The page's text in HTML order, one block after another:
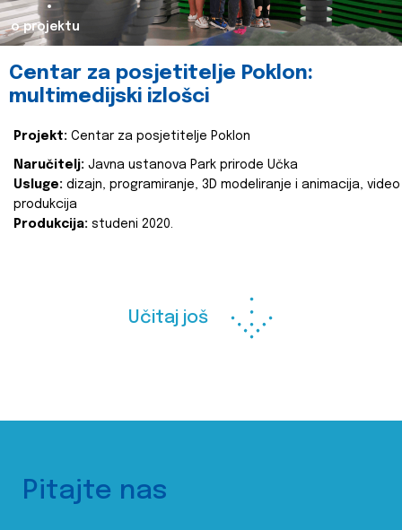
o projektu
Centar za posjetitelje Poklon:
multimedijski izlošci
Projekt: Centar za posjetitelje Poklon
Naručitelj: Javna ustanova Park prirode Učka
Usluge: dizajn, programiranje, 3D modeliranje i animacija, video
produkcija
Produkcija: studeni 2020.
Učitaj još
Pitajte nas